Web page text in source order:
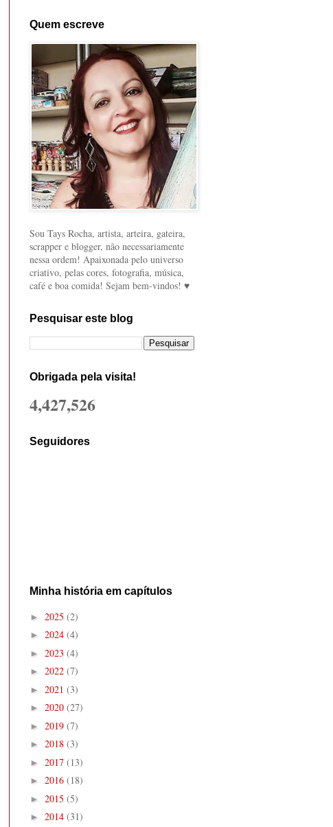
Quem escreve
Sou Tays Rocha, artista, arteira, gateira,
scrapper e blogger, não necessariamente
nessa ordem! Apaixonada pelo universo
criativo, pelas cores, fotografia, música,
café e boa comida! Sejam bem-vindos! ♥
Pesquisar este blog
Obrigada pela visita!
4,427,526
Seguidores
Minha história em capítulos
► 2025 (2)
► 2024 (4)
► 2023 (4)
► 2022 (7)
► 2021 (3)
► 2020 (27)
► 2019 (7)
► 2018 (3)
► 2017 (13)
► 2016 (18)
► 2015 (5)
► 2014 (31)